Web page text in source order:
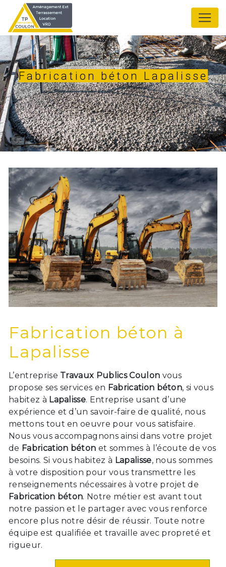
Fabrication béton Lapalisse
Fabrication béton à
Lapalisse
L’entreprise Travaux Publics Coulon vous
propose ses services en Fabrication béton, si vous
habitez à Lapalisse. Entreprise usant d’une
expérience et d’un savoir-faire de qualité, nous
mettons tout en oeuvre pour vous satisfaire.
Nous vous accompagnons ainsi dans votre projet
de Fabrication béton et sommes à l’écoute de vos
besoins. Si vous habitez à Lapalisse, nous sommes
à votre disposition pour vous transmettre les
renseignements nécessaires à votre projet de
Fabrication béton. Notre métier est avant tout
notre passion et le partager avec vous renforce
encore plus notre désir de réussir. Toute notre
équipe est qualifiée et travaille avec propreté et
rigueur.
Panneau de gestion des cookies